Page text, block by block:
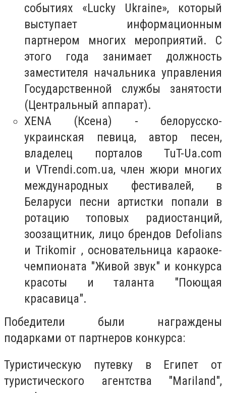
событиях «Lucky Ukraine», который
выступает информационным
партнером многих мероприятий. С
этого года занимает должность
заместителя начальника управления
Государственной службы занятости
(Центральный аппарат).
XENA (Ксена) - белорусско-
украинская певица, автор песен,
владелец порталов TuT-Ua.com
и VTrendi.com.ua, член жюри многих
международных фестивалей, в
Беларуси песни артистки попали в
ротацию топовых радиостанций,
зоозащитник, лицо брендов Defolians
и Trikomir , основательница караоке-
чемпионата "Живой звук" и конкурса
красоты и таланта "Поющая
красавица".
Победители были награждены
подарками от партнеров конкурса:
Туристическую путевку в Египет от
туристического агентства "Mariland",